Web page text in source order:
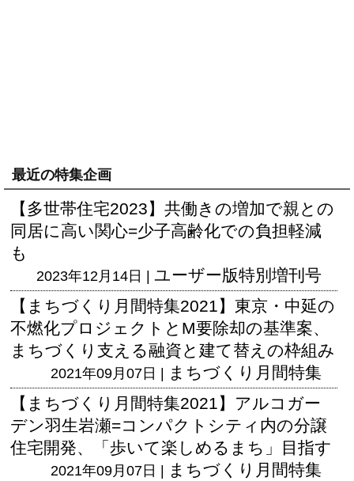
最近の特集企画
【多世帯住宅2023】共働きの増加で親との
同居に高い関心=少子高齢化での負担軽減
も
2023年12月14日 | ユーザー版特別増刊号
【まちづくり月間特集2021】東京・中延の
不燃化プロジェクトとM要除却の基準案、
まちづくり支える融資と建て替えの枠組み
2021年09月07日 | まちづくり月間特集
【まちづくり月間特集2021】アルコガー
デン羽生岩瀬=コンパクトシティ内の分譲
住宅開発、「歩いて楽しめるまち」目指す
2021年09月07日 | まちづくり月間特集